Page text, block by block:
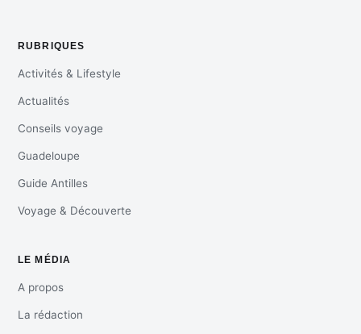
RUBRIQUES
Activités & Lifestyle
Actualités
Conseils voyage
Guadeloupe
Guide Antilles
Voyage & Découverte
LE MÉDIA
A propos
La rédaction